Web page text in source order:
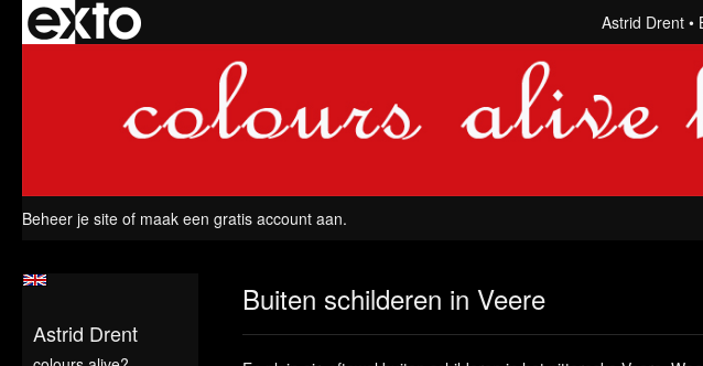
Astrid Drent
Beheer je site of maak een gratis account aan.
Buiten schilderen in Veere
Astrid Drent